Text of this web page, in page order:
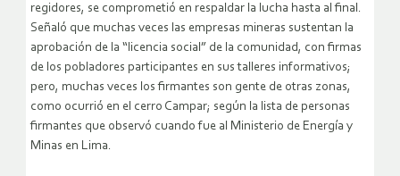
regidores, se comprometió en respaldar la lucha hasta al final.
Señaló que muchas veces las empresas mineras sustentan la
aprobación de la “licencia social” de la comunidad, con firmas
de los pobladores participantes en sus talleres informativos;
pero, muchas veces los firmantes son gente de otras zonas,
como ocurrió en el cerro Campar; según la lista de personas
firmantes que observó cuando fue al Ministerio de Energía y
Minas en Lima.